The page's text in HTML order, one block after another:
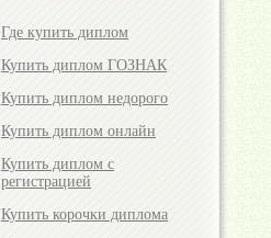
Где купить диплом
Купить диплом ГОЗНАК
Купить диплом недорого
Купить диплом онлайн
Купить диплом с
регистрацией
Купить корочки диплома